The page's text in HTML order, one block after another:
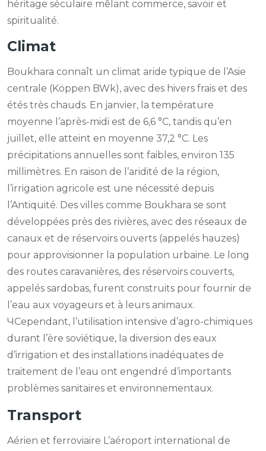
héritage séculaire mêlant commerce, savoir et
spiritualité.
Climat
Boukhara connaît un climat aride typique de l’Asie
centrale (Köppen BWk), avec des hivers frais et des
étés très chauds. En janvier, la température
moyenne l’après-midi est de 6,6 °C, tandis qu’en
juillet, elle atteint en moyenne 37,2 °C. Les
précipitations annuelles sont faibles, environ 135
millimètres. En raison de l’aridité de la région,
l’irrigation agricole est une nécessité depuis
l’Antiquité. Des villes comme Boukhara se sont
développées près des rivières, avec des réseaux de
canaux et de réservoirs ouverts (appelés hauzes)
pour approvisionner la population urbaine. Le long
des routes caravanières, des réservoirs couverts,
appelés sardobas, furent construits pour fournir de
l’eau aux voyageurs et à leurs animaux.
ЧCependant, l’utilisation intensive d’agro-chimiques
durant l’ère soviétique, la diversion des eaux
d’irrigation et des installations inadéquates de
traitement de l’eau ont engendré d’importants
problèmes sanitaires et environnementaux.
Transport
Aérien et ferroviaire L’aéroport international de